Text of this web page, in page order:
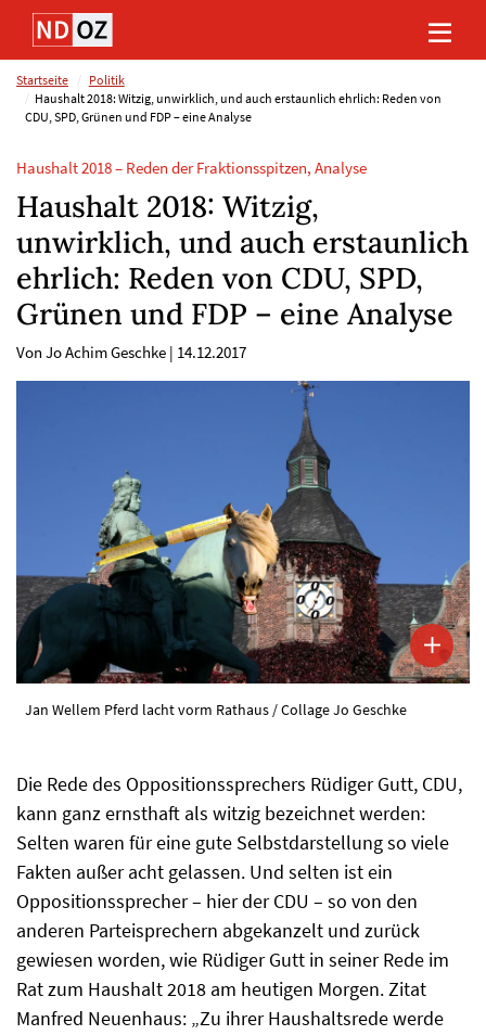
Direkt
Inhalt
(Eingabetaste)
Direkt
Hauptmenu
(Eingabetaste)
Direkt
Suche
(Eingabetaste)
Direkt
Footer
(Eingabetaste)
Startseite
Politik
Haushalt 2018: Witzig, unwirklich, und auch erstaunlich ehrlich: Reden von
CDU, SPD, Grünen und FDP – eine Analyse
Haushalt 2018 – Reden der Fraktionsspitzen, Analyse
Haushalt 2018: Witzig,
unwirklich, und auch erstaunlich
ehrlich: Reden von CDU, SPD,
Grünen und FDP – eine Analyse
Von Jo Achim Geschke | 14.12.2017
Jan Wellem Pferd lacht vorm Rathaus / Collage Jo Geschke
Die Rede des Oppositionssprechers Rüdiger Gutt, CDU,
kann ganz ernsthaft als witzig bezeichnet werden:
Selten waren für eine gute Selbstdarstellung so viele
Fakten außer acht gelassen. Und selten ist ein
Oppositionssprecher – hier der CDU – so von den
anderen Parteisprechern abgekanzelt und zurück
gewiesen worden, wie Rüdiger Gutt in seiner Rede im
Rat zum Haushalt 2018 am heutigen Morgen. Zitat
Manfred Neuenhaus: „Zu ihrer Haushaltsrede werde